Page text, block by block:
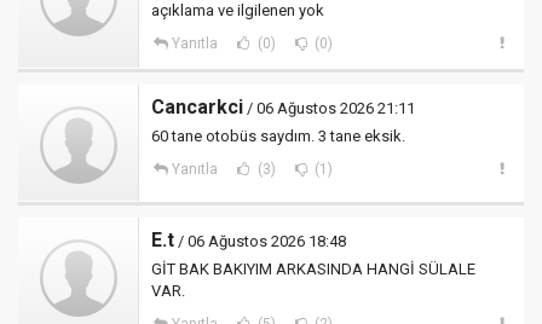
açıklama ve ilgilenen yok
Yanıtla (0) (0)
Cancarkci / 06 Ağustos 2026 21:11
60 tane otobüs saydım. 3 tane eksik.
Yanıtla (3) (1)
E.t / 06 Ağustos 2026 18:48
GİT BAK BAKIYIM ARKASINDA HANGİ SÜLALE
VAR.